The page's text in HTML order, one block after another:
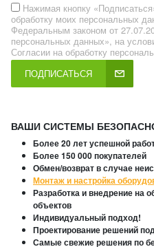
Нажимая кнопку
обработку моих персональных
Федеральным законом от
персональных данных», на
Согласии на обработку
ПОДПИСАТЬСЯ
ВАШИ СИСТЕМЫ
Более 20 лет успешной
Более 150 000 покупателей
Обмен/возврат в случае
Монтаж и настройка
Разработка и внедрение на
объектов
Индивидуальный подход!
Проектирование решений
Самые свежие решения по